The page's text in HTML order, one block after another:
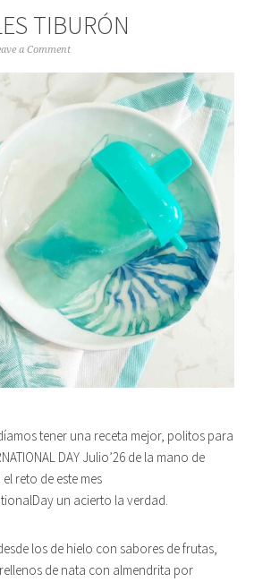
TIBURÓN
a Comment
tener una receta mejor, politos para
DAY Julio’26 de la mano de
reto de este mes
un acierto la verdad.
los de hielo con sabores de frutas,
de nata con almendrita por